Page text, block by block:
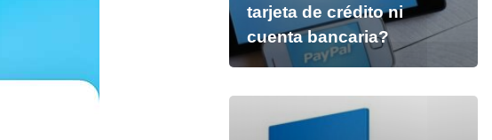
tarjeta de crédito ni
cuenta bancaria?